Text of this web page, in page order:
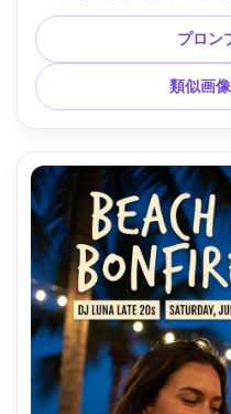
ー デザイン、フォト コラ
ーと破れた紙のエッジのレ
ック、スモーキーな雰囲気
ワイド バックライト、
クなワイド フレーミング
リアルなフォグとハイライ
ー レイアウト
プロン
類似画